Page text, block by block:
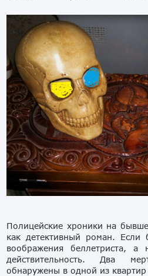
Полицейские хроники на
как детективный роман.
воображения беллетриста, а
действительность. Два
обнаружены в одной из